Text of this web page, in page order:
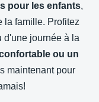
pour les enfants,
la famille. Profitez
d'une journée à la
ou un
maintenant pour